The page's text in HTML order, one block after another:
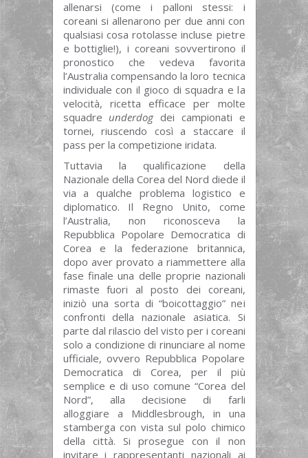
allenarsi (come i palloni stessi: i
coreani si allenarono per due anni con
qualsiasi cosa rotolasse incluse pietre
e bottiglie!), i coreani sovvertirono il
pronostico che vedeva favorita
l’Australia compensando la loro tecnica
individuale con il gioco di squadra e la
velocità, ricetta efficace per molte
squadre underdogdei campionati e
tornei, riuscendo così a staccare il
pass per la competizione iridata.
Tuttavia la qualificazione della
Nazionale della Corea del Nord diede il
via a qualche problema logistico e
diplomatico. Il Regno Unito, come
l’Australia, non riconosceva la
Repubblica Popolare Democratica di
Corea e la federazione britannica,
dopo aver provato a riammettere alla
fase finale una delle proprie nazionali
rimaste fuori al posto dei coreani,
iniziò una sorta di “boicottaggio” nei
confronti della nazionale asiatica. Si
parte dal rilascio del visto per i coreani
solo a condizione di rinunciare al nome
ufficiale, ovvero Repubblica Popolare
Democratica di Corea, per il più
semplice e di uso comune “Corea del
Nord”, alla decisione di farli
alloggiare a Middlesbrough, in una
stamberga con vista sul polo chimico
della città. Si prosegue con il non
invitare i rappresentanti nazionali ai